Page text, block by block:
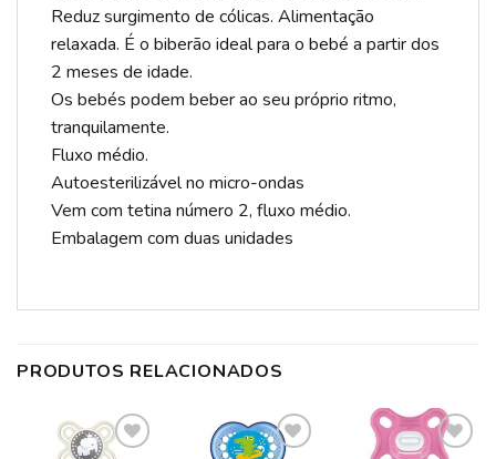
Reduz surgimento de cólicas. Alimentação
relaxada. É o biberão ideal para o bebé a partir dos
2 meses de idade.
Os bebés podem beber ao seu próprio ritmo,
tranquilamente.
Fluxo médio.
Autoesterilizável no micro-ondas
Vem com tetina número 2, fluxo médio.
Embalagem com duas unidades
PRODUTOS RELACIONADOS